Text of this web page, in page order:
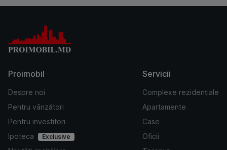
Proimobil
Despre noi
Pentru vânzători
Pentru investitori
Ipoteca
Exclusive
Servicii
Complexe rezidențiale
Apartamente
Case
Oficii